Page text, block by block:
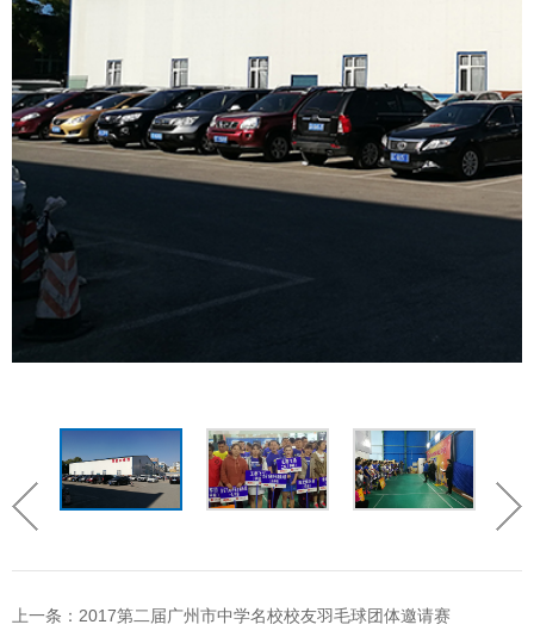
上一条：2017第二届广州市中学名校校友羽毛球团体邀请赛